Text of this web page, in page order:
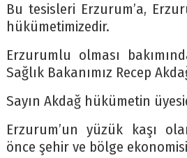
Bu tesisleri Erzurum’a,
hükümetimizedir.
Erzurumlu olması
Sağlık Bakanımız Recep
Sayın Akdağ hükümetin
Erzurum’un yüzük kaşı
önce şehir ve bölge